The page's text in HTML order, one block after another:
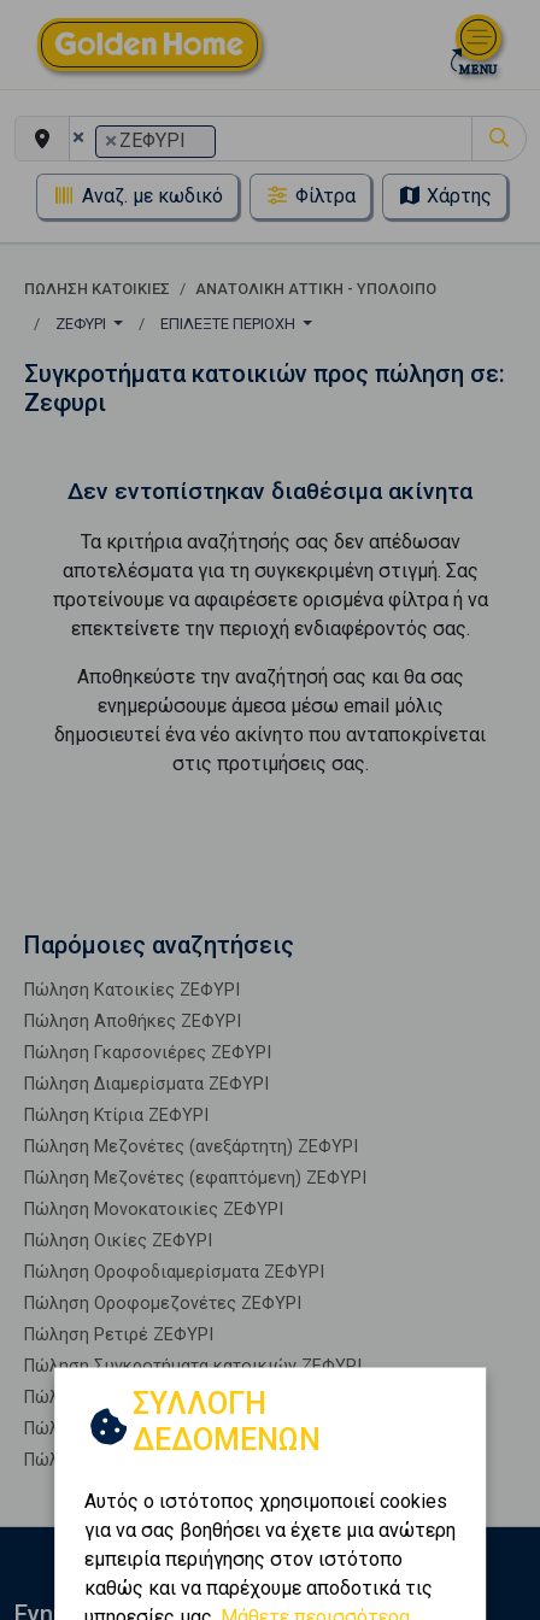
× × ΖΕΦΥΡΙ
Αναζ. με κωδικό Φίλτρα Χάρτης
ΠΏΛΗΣΗ ΚΑΤΟΙΚΊΕΣ
ΑΝΑΤΟΛΙΚΗ ΑΤΤΙΚΗ - ΥΠΟΛΟΙΠΟ
ΖΕΦΥΡΙ
ΕΠΙΛΈΞΤΕ ΠΕΡΙΟΧΉ
Συγκροτήματα κατοικιών προς πώληση σε:
Ζεφυρι
Δεν εντοπίστηκαν διαθέσιμα ακίνητα
Τα κριτήρια αναζήτησής σας δεν απέδωσαν
αποτελέσματα για τη συγκεκριμένη στιγμή. Σας
προτείνουμε να αφαιρέσετε ορισμένα φίλτρα ή να
επεκτείνετε την περιοχή ενδιαφέροντός σας.
Αποθηκεύστε την αναζήτησή σας και θα σας
ενημερώσουμε άμεσα μέσω email μόλις
δημοσιευτεί ένα νέο ακίνητο που ανταποκρίνεται
στις προτιμήσεις σας.
Παρόμοιες αναζητήσεις
Πώληση Κατοικίες ΖΕΦΥΡΙ
Πώληση Αποθήκες ΖΕΦΥΡΙ
Πώληση Γκαρσονιέρες ΖΕΦΥΡΙ
Πώληση Διαμερίσματα ΖΕΦΥΡΙ
Πώληση Κτίρια ΖΕΦΥΡΙ
Πώληση Μεζονέτες (ανεξάρτητη) ΖΕΦΥΡΙ
Πώληση Μεζονέτες (εφαπτόμενη) ΖΕΦΥΡΙ
Πώληση Μονοκατοικίες ΖΕΦΥΡΙ
Πώληση Οικίες ΖΕΦΥΡΙ
Πώληση Οροφοδιαμερίσματα ΖΕΦΥΡΙ
Πώληση Οροφομεζονέτες ΖΕΦΥΡΙ
Πώληση Ρετιρέ ΖΕΦΥΡΙ
Πώληση Συγκροτήματα κατοικιών ΖΕΦΥΡΙ
Πώληση Υπόγεια ΖΕΦΥΡΙ
Πώληση Υπόσκαφα ΖΕΦΥΡΙ
Πώληση Υπολ. υψουν ΖΕΦΥΡΙ
ΣΥΛΛΟΓΗ
ΔΕΔΟΜΕΝΩΝ
Αυτός ο ιστότοπος χρησιμοποιεί cookies
για να σας βοηθήσει να έχετε μια ανώτερη
εμπειρία περιήγησης στον ιστότοπο
καθώς και να παρέχουμε αποδοτικά τις
Ενημερωθείτε